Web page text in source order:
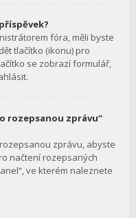
fóra, měli byste
tlačítko (ikonu) pro
se zobrazí formulář,
rozepsanou zprávu“
zprávu, abyste
načtení rozepsaných
ve kterém naleznete